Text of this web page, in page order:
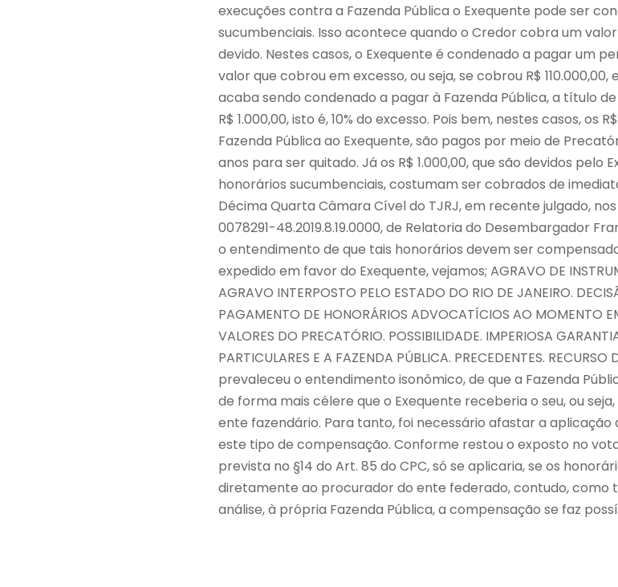
execuções contra a Fazenda Pública o Exequente pode ser
sucumbenciais. Isso acontece quando o Credor cobra um
devido. Nestes casos, o Exequente é condenado a pagar um
valor que cobrou em excesso, ou seja, se cobrou R$
acaba sendo condenado a pagar à Fazenda Pública, a título
R$ 1.000,00, isto é, 10% do excesso. Pois bem, nestes casos, os
Fazenda Pública ao Exequente, são pagos por meio de
anos para ser quitado. Já os R$ 1.000,00, que são devidos pelo
honorários sucumbenciais, costumam ser cobrados de
Décima Quarta Câmara Cível do TJRJ, em recente julgado,
0078291-48.2019.8.19.0000, de Relatoria do Desembargador
o entendimento de que tais honorários devem ser
expedido em favor do Exequente, vejamos; AGRAVO DE
AGRAVO INTERPOSTO PELO ESTADO DO RIO DE JANEIRO.
PAGAMENTO DE HONORÁRIOS ADVOCATÍCIOS AO MOMENTO
VALORES DO PRECATÓRIO. POSSIBILIDADE. IMPERIOSA
PARTICULARES E A FAZENDA PÚBLICA. PRECEDENTES.
prevaleceu o entendimento isonômico, de que a Fazenda
de forma mais célere que o Exequente receberia o seu, ou
ente fazendário. Para tanto, foi necessário afastar a aplicação
este tipo de compensação. Conforme restou o exposto no
prevista no §14 do Art. 85 do CPC, só se aplicaria, se os
diretamente ao procurador do ente federado, contudo, como
análise, à própria Fazenda Pública, a compensação se faz